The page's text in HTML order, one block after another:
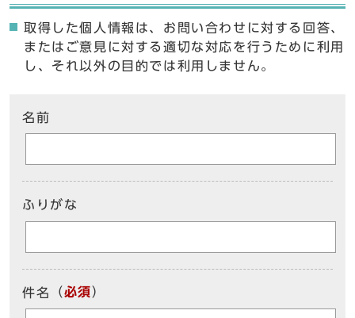
取得した個人情報は、お問い合わせに対する回答、
またはご意見に対する適切な対応を行うために利用
し、それ以外の目的では利用しません。
名前
ふりがな
件名 （必須）